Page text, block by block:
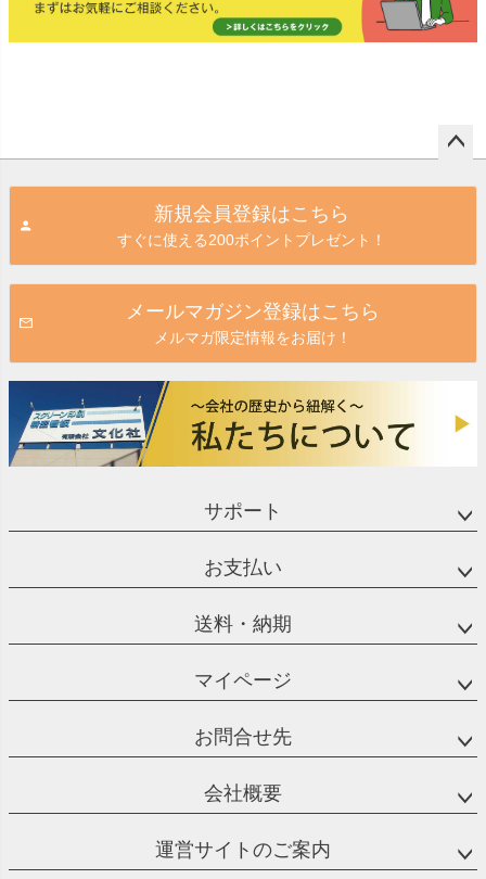
新規会員登録はこちら
すぐに使える200ポイントプレゼント！
メールマガジン登録はこちら
メルマガ限定情報をお届け！
サポート
お支払い
送料・納期
マイページ
お問合せ先
会社概要
運営サイトのご案内